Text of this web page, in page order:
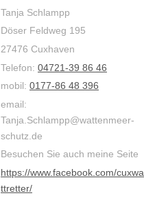
Tanja Schlampp
Döser Feldweg 195
27476 Cuxhaven
Telefon: 04721-39 86 46
mobil: 0177-86 48 396
email:
Tanja.Schlampp@wattenmeer-
schutz.de
Besuchen Sie auch meine Seite
https://www.facebook.com/cuxwa
ttretter/